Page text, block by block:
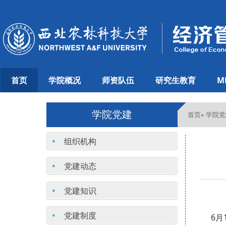
首页 学院概况 师资队伍 研究生教育
学院党建 首页» 学院
组织机构
党建动态
党建知识
党建制度
6月